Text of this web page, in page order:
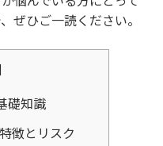
ぜひご一読ください。
礎知識
徴とリスク